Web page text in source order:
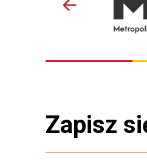
Zapisz